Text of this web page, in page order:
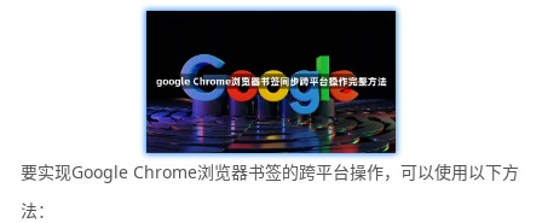
要实现Google Chrome浏览器书签的跨平台操作，可以使用以下方
法：